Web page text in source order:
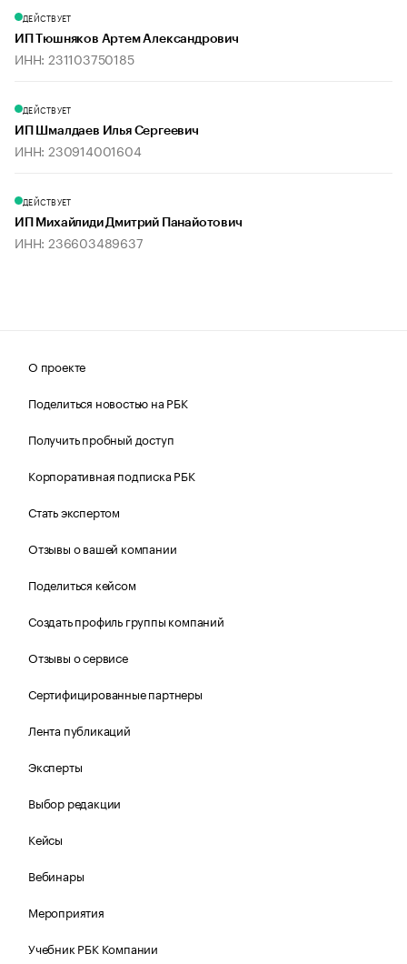
ДЕЙСТВУЕТ
ИП Тюшняков Артем Александрович
ИНН: 231103750185
ДЕЙСТВУЕТ
ИП Шмалдаев Илья Сергеевич
ИНН: 230914001604
ДЕЙСТВУЕТ
ИП Михайлиди Дмитрий Панайотович
ИНН: 236603489637
О проекте
Поделиться новостью на РБК
Получить пробный доступ
Корпоративная подписка РБК
Стать экспертом
Отзывы о вашей компании
Поделиться кейсом
Создать профиль группы компаний
Отзывы о сервисе
Сертифицированные партнеры
Лента публикаций
Эксперты
Выбор редакции
Кейсы
Вебинары
Мероприятия
Учебник РБК Компании